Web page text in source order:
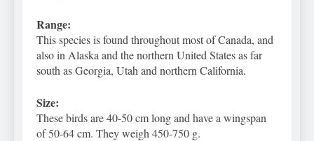
Range:
This species is found throughout most of Canada, and
also in Alaska and the northern United States as far
south as Georgia, Utah and northern California.
Size:
These birds are 40-50 cm long and have a wingspan
of 50-64 cm. They weigh 450-750 g.